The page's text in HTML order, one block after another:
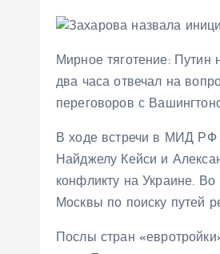
Мирное тяготение: Путин
два часа отвечал на
переговоров с
В ходе встречи в МИД РФ
Найджелу Кейси и
конфликту на Украине.
Москвы по поиску путей
Послы стран